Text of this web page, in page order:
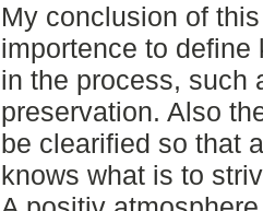
My conclusion of
importence to
in the process, such
preservation. Also
be clearified so that
knows what is to